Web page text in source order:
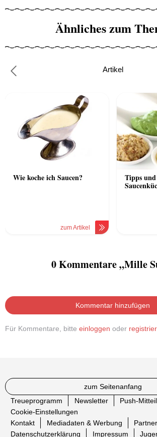
Ähnliches zum
Artikel
Wie koche ich Saucen?
zum Artikel
Tipps
0 Kommentare „Mille
Kommentar hinzufügen
Für Kommentare, bitte einloggen oder
zum Seitenanfang
Treueprogramm
Newsletter
Push-
Cookie-Einstellungen
Kontakt
Mediadaten & Werbung Partner
Datenschutzerklärung
Impressum